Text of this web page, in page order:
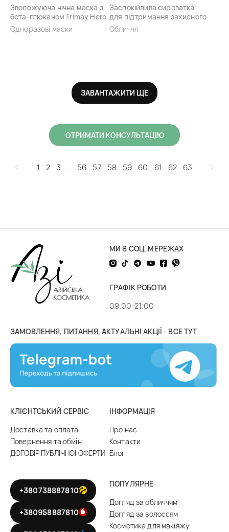
Зволожуюча нічна маска з
бета-глюканом Trimay Hero
Hydrator Sleeping Pack
Одноразові маски
Заспокійлива сироватка
для підтримання захисного
бар’єра шкіри Mr. Scrubber
Cobalamin B12 Barrier
Обличчя
ЗАВАНТАЖИТИ ЩЕ
ОТРИМАТИ КОНСУЛЬТАЦІЮ
1 2 3 … 56 57 58 59 60 61 62 63
МИ В СОЦ. МЕРЕЖАХ
ГРАФІК РОБОТИ
09:00-21:00
ЗАМОВЛЕННЯ, ПИТАННЯ, АКТУАЛЬНІ АКЦІЇ - ВСЕ ТУТ
КЛІЄНТСЬКИЙ СЕРВІС
Доставка та оплата
Повернення та обмін
ДОГОВІР ПУБЛІЧНОЇ ОФЕРТИ
ІНФОРМАЦІЯ
Про нас
Контакти
Блог
+380738887810
+380958887810
ПОПУЛЯРНЕ
Догляд за обличчям
Догляд за волоссям
Косметика для макіяжу